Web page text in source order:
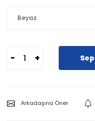
- +
Arkadaşına Öner